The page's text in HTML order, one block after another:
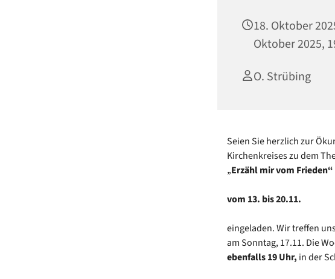
18. Oktober
Oktober 2025,
O. Strübing
Seien Sie herzlich zur
Kirchenkreises zu dem
„Erzähl mir vom Frieden“
vom 13. bis 20.11.
eingeladen. Wir treffen
am Sonntag, 17.11. Die
ebenfalls 19 Uhr, in der